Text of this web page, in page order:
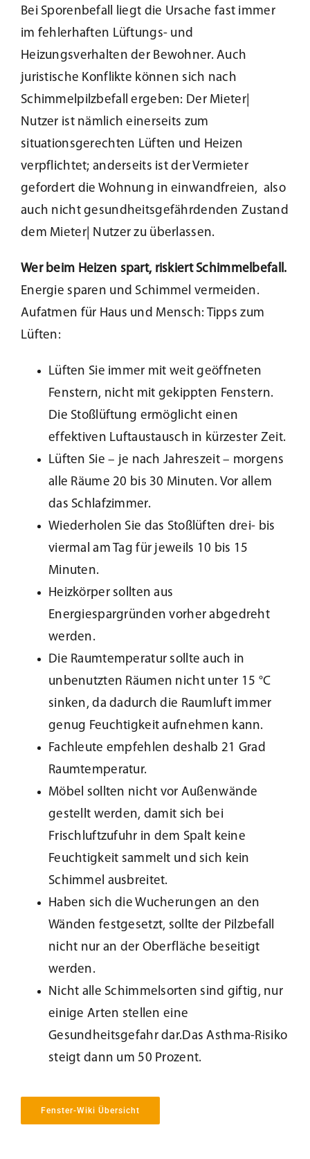
Bei Sporenbefall liegt die Ursache fast immer
im fehlerhaften Lüftungs- und
Heizungsverhalten der Bewohner. Auch
juristische Konflikte können sich nach
Schimmelpilzbefall ergeben: Der Mieter|
Nutzer ist nämlich einerseits zum
situationsgerechten Lüften und Heizen
verpflichtet; anderseits ist der Vermieter
gefordert die Wohnung in einwandfreien, also
auch nicht gesundheitsgefährdenden Zustand
dem Mieter| Nutzer zu überlassen.
Wer beim Heizen spart, riskiert Schimmelbefall.
Energie sparen und Schimmel vermeiden.
Aufatmen für Haus und Mensch: Tipps zum
Lüften:
Lüften Sie immer mit weit geöffneten
Fenstern, nicht mit gekippten Fenstern.
Die Stoßlüftung ermöglicht einen
effektiven Luftaustausch in kürzester Zeit.
Lüften Sie – je nach Jahreszeit – morgens
alle Räume 20 bis 30 Minuten. Vor allem
das Schlafzimmer.
Wiederholen Sie das Stoßlüften drei- bis
viermal am Tag für jeweils 10 bis 15
Minuten.
Heizkörper sollten aus
Energiespargründen vorher abgedreht
werden.
Die Raumtemperatur sollte auch in
unbenutzten Räumen nicht unter 15 °C
sinken, da dadurch die Raumluft immer
genug Feuchtigkeit aufnehmen kann.
Fachleute empfehlen deshalb 21 Grad
Raumtemperatur.
Möbel sollten nicht vor Außenwände
gestellt werden, damit sich bei
Frischluftzufuhr in dem Spalt keine
Feuchtigkeit sammelt und sich kein
Schimmel ausbreitet.
Haben sich die Wucherungen an den
Wänden festgesetzt, sollte der Pilzbefall
nicht nur an der Oberfläche beseitigt
werden.
Nicht alle Schimmelsorten sind giftig, nur
einige Arten stellen eine
Gesundheitsgefahr dar.Das Asthma-Risiko
steigt dann um 50 Prozent.
Fenster-Wiki Übersicht